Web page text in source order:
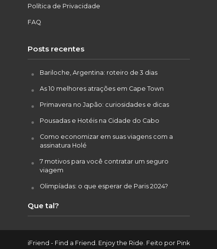
Política de Privacidade
FAQ
Posts recentes
Bariloche, Argentina: roteiro de 3 dias
As 10 melhores atrações em Cape Town
Primavera no Japão: curiosidades e dicas
Pousadas e Hotéis na Cidade do Cabo
Como economizar em suas viagens com a
assinatura Holé
7 motivos para você contratar um seguro
viagem
Olimpíadas: o que esperar de Paris 2024?
Que tal?
iFriend - Find a Friend. Enjoy the Ride. Feito por Pink